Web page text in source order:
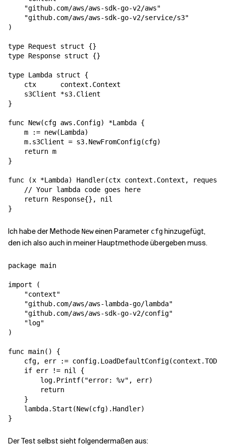
    "github.com/aws/aws-sdk-go-v2/aws"
    "github.com/aws/aws-sdk-go-v2/service/s3"
)
type Request struct {}
type Response struct {}
type Lambda struct {
    ctx      context.Context
    s3Client *s3.Client
}
func New(cfg aws.Config) *Lambda {
    m := new(Lambda)
    m.s3Client = s3.NewFromConfig(cfg)
    return m
}
func (x *Lambda) Handler(ctx context.Context,
    // Your lambda code goes here
    return Response{}, nil
Ich habe der Methode Neweinen Parameter cfghinzugefügt,
den ich also auch in meiner Hauptmethode übergeben muss.
package main
import (
    "context"
    "github.com/aws/aws-lambda-go/lambda"
    "github.com/aws/aws-sdk-go-v2/config"
    "log"
)
func main() {
cfg, err :=
    if err != nil {
        log.Printf("error: %v", err)
        return
    }
    lambda.Start(New(cfg).Handler)
Der Test selbst sieht folgendermaßen aus: